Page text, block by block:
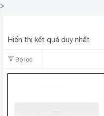
>
Hiển thị kết quả duy nhất
Bộ lọc